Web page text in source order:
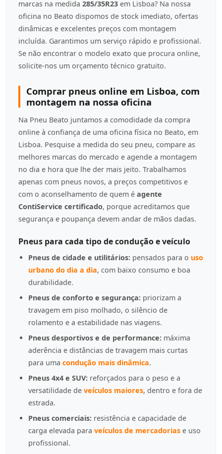
marcas na medida 285/35R23 em Lisboa? Na nossa
oficina no Beato dispomos de stock imediato, ofertas
dinâmicas e excelentes preços com montagem
incluída. Garantimos um serviço rápido e profissional.
Se não encontrar o modelo exato que procura online,
solicite-nos um orçamento técnico gratuito.
Comprar pneus online em Lisboa, com
montagem na nossa oficina
Na Pneu Beato juntamos a comodidade da compra
online à confiança de uma oficina física no Beato, em
Lisboa. Pesquise a medida do seu pneu, compare as
melhores marcas do mercado e agende a montagem
no dia e hora que lhe der mais jeito. Trabalhamos
apenas com pneus novos, a preços competitivos e
com o aconselhamento de quem é agente
ContiService certificado, porque acreditamos que
segurança e poupança devem andar de mãos dadas.
Pneus para cada tipo de condução e veículo
Pneus de cidade e utilitários: pensados para o uso
urbano do dia a dia, com baixo consumo e boa
durabilidade.
Pneus de conforto e segurança: priorizam a
travagem em piso molhado, o silêncio de
rolamento e a estabilidade nas viagens.
Pneus desportivos e de performance: máxima
aderência e distâncias de travagem mais curtas
para uma condução mais dinâmica.
Pneus 4x4 e SUV: reforçados para o peso e a
versatilidade de veículos maiores, dentro e fora de
estrada.
Pneus comerciais: resistência e capacidade de
carga elevada para veículos de mercadorias e uso
profissional.